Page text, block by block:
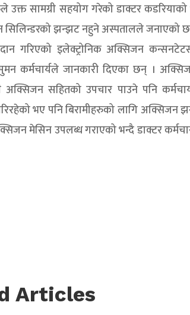
सामग्री सहयोग गरेको डाक्टर
झन्झट नहुने अस्पतालले जनाएको छ
गरिएको इलेक्ट्रोनिक अक्सिजन
कर्मचार्यले जानकारी दिएका छन् ।
सहितको उपचार पाउने पनि
भए पनि बिरामीहरुको लागि
मेसिन उपलब्ध गराएको भन्दै डाक्टर
Articles